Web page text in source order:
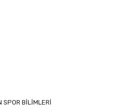
SPOR BİLİMLERİ